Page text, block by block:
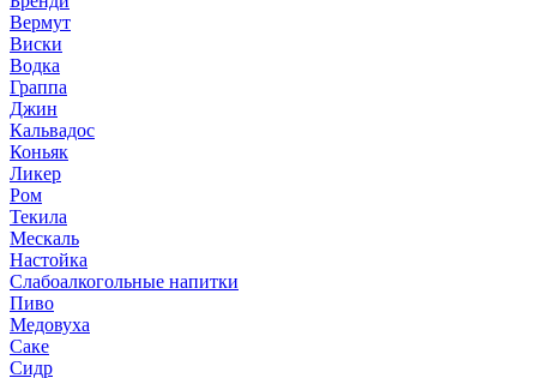
Вермут
Виски
Водка
Граппа
Джин
Кальвадос
Коньяк
Ликер
Ром
Текила
Мескаль
Настойка
Слабоалкогольные напитки
Пиво
Медовуха
Саке
Сидр